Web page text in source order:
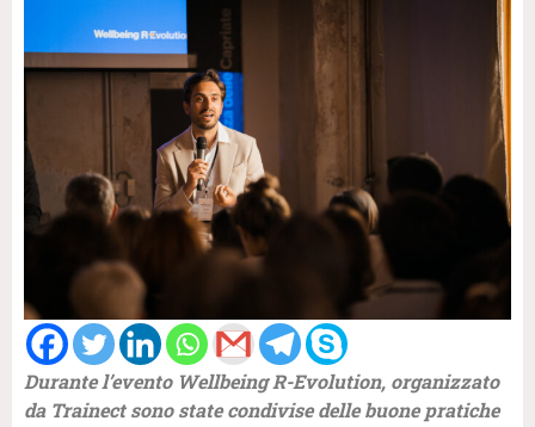
Durante l’evento Wellbeing R-Evolution, organizzato
da Trainect sono state condivise delle buone pratiche